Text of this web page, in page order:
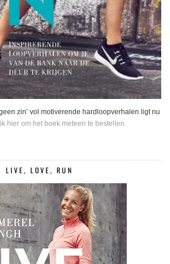
zin’ vol motiverende hardloopverhalen ligt nu
hier om het boek meteen te bestellen.
LIVE, LOVE, RUN